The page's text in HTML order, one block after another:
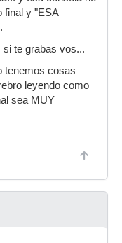
final y "ESA
te grabas vos...
tenemos cosas
leyendo como
sea MUY